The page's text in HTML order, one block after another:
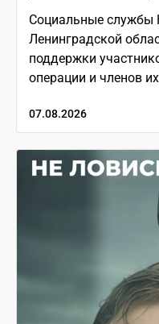
Социальные службы
Ленинградской
поддержки
операции и членов
07.08.2026